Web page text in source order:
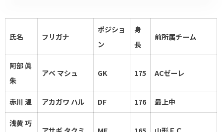
氏名 フリガナ
ポジショ
ン
身
長
前所属チーム
阿部 眞
朱
アベ マシュ GK 175 ACゼーレ
赤川 温 アカガワ ハル DF 176 最上中
浅黄 巧